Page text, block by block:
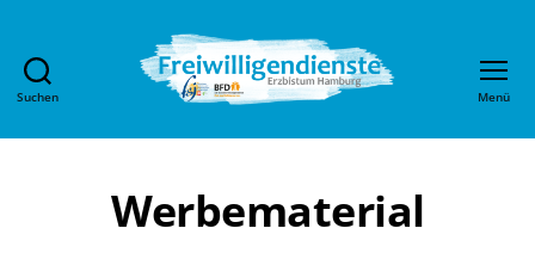
Suchen
im
Menü
Werbematerial